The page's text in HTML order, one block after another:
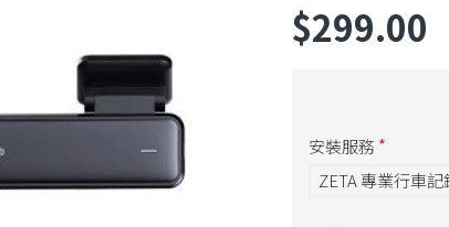
$299.00
安裝服務
ZETA 專業行車